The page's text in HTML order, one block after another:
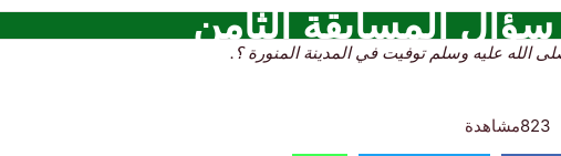
سؤال المسابقة الثامن
823مشاهدة